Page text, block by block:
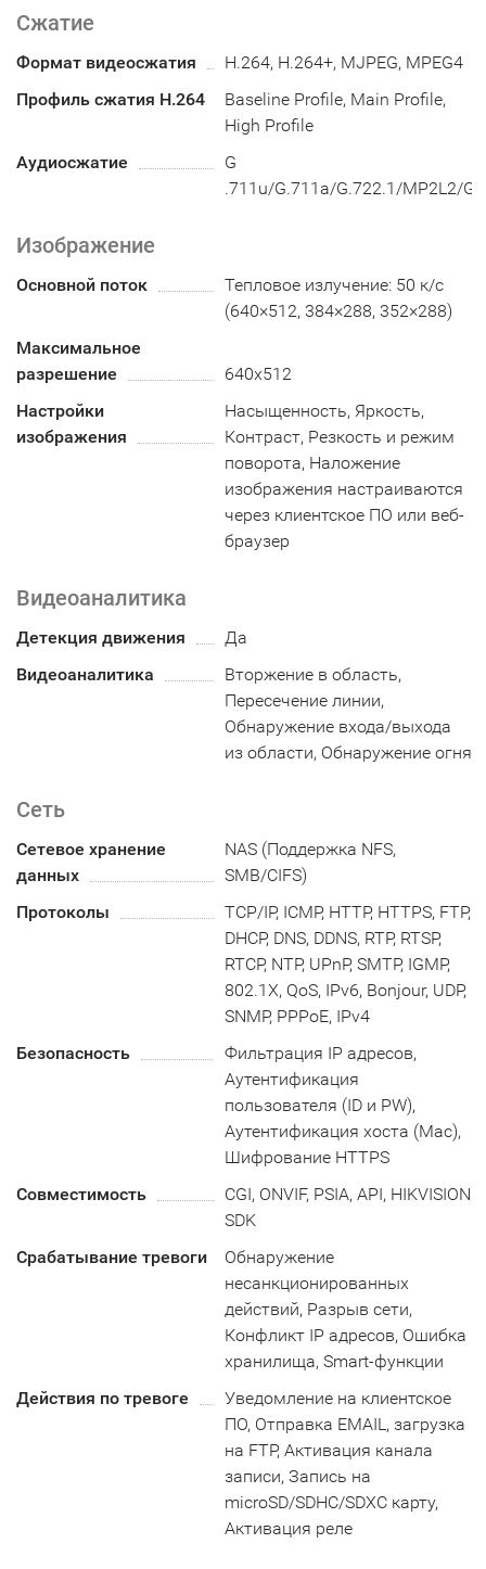
Сжатие
Формат видеосжатия
H.264, H.264+, MJPEG, MPEG4
Профиль сжатия H.264
Baseline Profile, Main Profile,
High Profile
Аудиосжатие
G
.711u/G.711a/G.722.1/MP2L2/
Изображение
Основной поток
Тепловое излучение: 50 к/с
(640×512, 384×288, 352×288)
Максимальное
разрешение
640х512
Настройки
изображения
Насыщенность, Яркость,
Контраст, Резкость и режим
поворота, Наложение
изображения настраиваются
через клиентское ПО или веб-
браузер
Видеоаналитика
Детекция движения
Да
Видеоаналитика
Вторжение в область,
Пересечение линии,
Обнаружение входа/выхода
из области, Обнаружение огня
Сеть
Сетевое хранение
данных
NAS (Поддержка NFS,
SMB/CIFS)
Протоколы
TCP/IP, ICMP, HTTP, HTTPS, FTP,
DHCP, DNS, DDNS, RTP, RTSP,
RTCP, NTP, UPnP, SMTP, IGMP,
802.1X, QoS, IPv6, Bonjour, UDP,
SNMP, PPPoE, IPv4
Безопасность
Фильтрация IP адресов,
Аутентификация
пользователя (ID и PW),
Аутентификация хоста (Mac),
Шифрование HTTPS
Совместимость
CGI, ONVIF, PSIA, API, HIKVISION
SDK
Срабатывание тревоги
Обнаружение
несанкционированных
действий, Разрыв сети,
Конфликт IP адресов, Ошибка
хранилища, Smart-функции
Действия по тревоге
Уведомление на клиентское
ПО, Отправка EMAIL, загрузка
на FTP, Активация канала
записи, Запись на
microSD/SDHC/SDXC карту,
Активация реле